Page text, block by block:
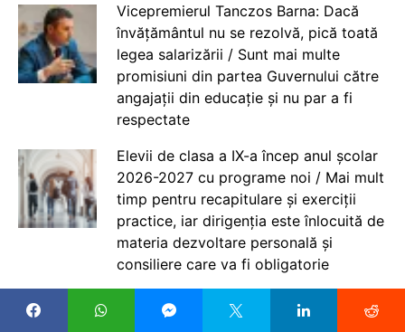
Vicepremierul Tanczos Barna: Dacă
învățământul nu se rezolvă, pică toată
legea salarizării / Sunt mai multe
promisiuni din partea Guvernului către
angajații din educație și nu par a fi
respectate
Elevii de clasa a IX-a încep anul școlar
2026-2027 cu programe noi / Mai mult
timp pentru recapitulare și exerciții
practice, iar dirigenția este înlocuită de
materia dezvoltare personală și
consiliere care va fi obligatorie
Nu poate liceul tehnologic să-i ducă pe
toți elevii la un Bacalaureat de 100%